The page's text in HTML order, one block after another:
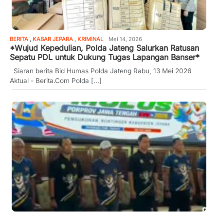
BERITA , KABAR JEPARA , KRIMINAL Mei 14, 2026
*Wujud Kepedulian, Polda Jateng Salurkan Ratusan
Sepatu PDL untuk Dukung Tugas Lapangan Banser*
Siaran berita Bid Humas Polda Jateng Rabu, 13 Mei 2026 ​
Aktual - Berita.Com Polda [...]